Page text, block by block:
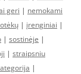
geri | nemokami
| įrenginiai |
| sostinėje |
| straipsniu
|